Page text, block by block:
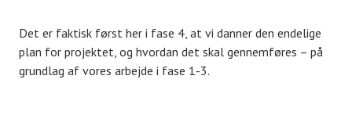
Det er faktisk først her i fase 4, at vi danner den endelige
plan for projektet, og hvordan det skal gennemføres – på
grundlag af vores arbejde i fase 1-3.